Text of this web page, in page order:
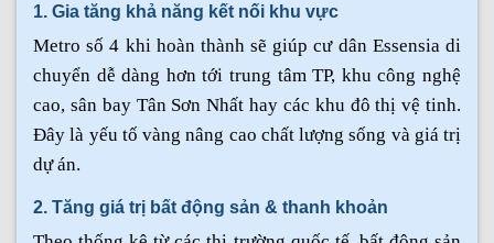
1. Gia tăng khả năng kết nối khu vực
Metro số 4 khi hoàn thành sẽ giúp cư dân Essensia di
chuyển dễ dàng hơn tới trung tâm TP, khu công nghệ
cao, sân bay Tân Sơn Nhất hay các khu đô thị vệ tinh.
Đây là yếu tố vàng nâng cao chất lượng sống và giá trị
dự án.
2. Tăng giá trị bất động sản & thanh khoản